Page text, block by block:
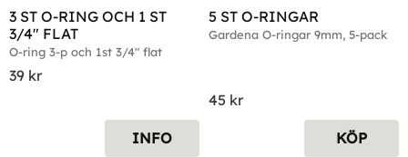
3 ST O-RING OCH 1 ST
3/4" FLAT
O-ring 3-p och 1st 3/4" flat
39 kr
INFO
5 ST O-RINGAR
Gardena O-ringar 9mm, 5-pack
45 kr
KÖP